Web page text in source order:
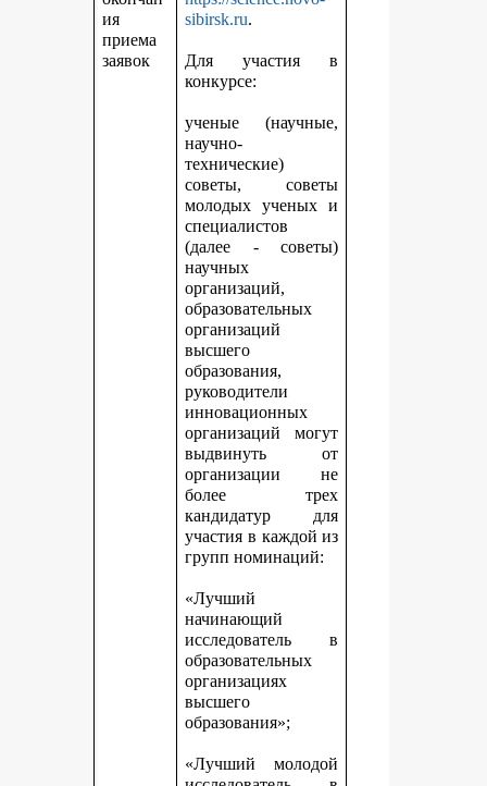
ия
приема
заявок
sibirsk.ru.
Для участия в
конкурсе:
ученые (научные,
научно-
технические)
советы, советы
молодых ученых и
специалистов
(далее - советы)
научных
организаций,
образовательных
организаций
высшего
образования,
руководители
инновационных
организаций могут
выдвинуть от
организации не
более трех
кандидатур для
участия в каждой из
групп номинаций:
«Лучший
начинающий
исследователь в
образовательных
организациях
высшего
образования»;
«Лучший молодой